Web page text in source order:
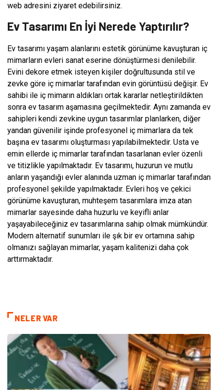
web adresini ziyaret edebilirsiniz.
Ev Tasarımı En İyi Nerede Yaptırılır?
Ev tasarımı yaşam alanlarını estetik görünüme kavuşturan iç
mimarların evleri sanat eserine dönüştürmesi denilebilir.
Evini dekore etmek isteyen kişiler doğrultusunda stil ve
zevke göre iç mimarlar tarafından evin görüntüsü değişir. Ev
sahibi ile iç mimarın aldıkları ortak kararlar netleştirildikten
sonra ev tasarım aşamasına geçilmektedir. Aynı zamanda ev
sahipleri kendi zevkine uygun tasarımlar planlarken, diğer
yandan güvenilir işinde profesyonel iç mimarlara da tek
başına ev tasarımı oluşturması yapılabilmektedir. Usta ve
emin ellerde iç mimarlar tarafından tasarlanan evler özenli
ve titizlikle yapılmaktadır. Ev tasarımı, huzurun ve mutlu
anların yaşandığı evler alanında uzman iç mimarlar tarafından
profesyonel şekilde yapılmaktadır. Evleri hoş ve çekici
görünüme kavuşturan, muhteşem tasarımlara imza atan
mimarlar sayesinde daha huzurlu ve keyifli anlar
yaşayabileceğiniz ev tasarımlarına sahip olmak mümkündür.
Modern alternatif sunumları ile şık bir ev ortamına sahip
olmanızı sağlayan mimarlar, yaşam kalitenizi daha çok
arttırmaktadır.
NELER VAR